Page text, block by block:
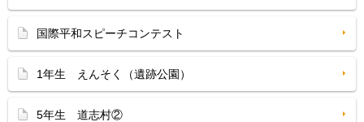
国際平和スピーチコンテスト
1年生 えんそく（遺跡公園）
5年生 道志村②